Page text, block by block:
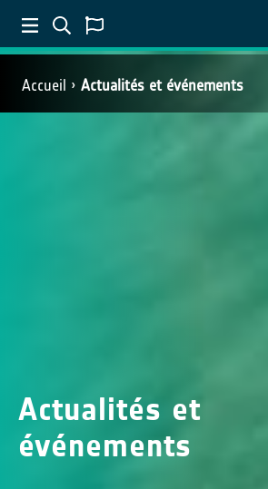
Accueil Actualités et événements
Actualités et
événements